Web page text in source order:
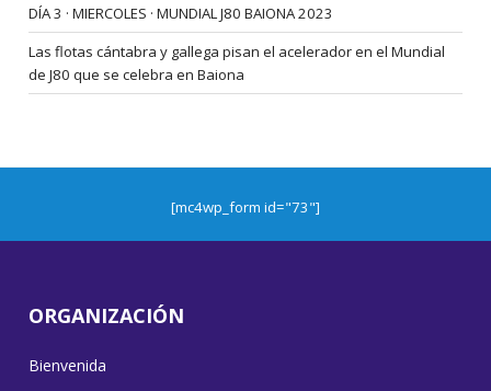
DÍA 3 · MIERCOLES · MUNDIAL J80 BAIONA 2023
Las flotas cántabra y gallega pisan el acelerador en el Mundial
de J80 que se celebra en Baiona
[mc4wp_form id="73"]
ORGANIZACIÓN
Bienvenida